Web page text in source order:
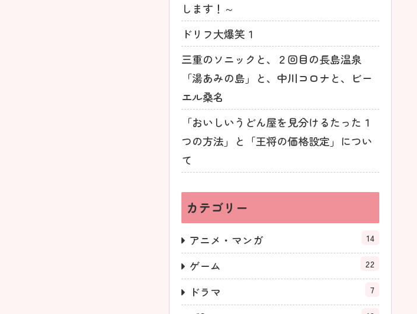
します！～
ドリフ大爆笑１
三重のソニックと、２回目の長島温泉
「湯あみの島」と、中川コロナと、ビー
エル桑名
「おいしいうどん屋を見分けるたった１
つの方法」と「王将の価格設定」につい
て
カテゴリー
アニメ・マンガ 14
ゲーム 22
ドラマ 7